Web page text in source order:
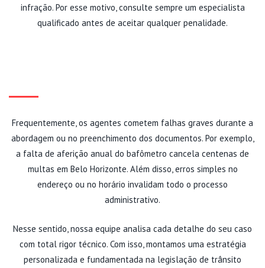
infração. Por esse motivo, consulte sempre um especialista
qualificado antes de aceitar qualquer penalidade.
Frequentemente, os agentes cometem falhas graves durante a
abordagem ou no preenchimento dos documentos. Por exemplo,
a falta de aferição anual do bafômetro cancela centenas de
multas em Belo Horizonte. Além disso, erros simples no
endereço ou no horário invalidam todo o processo
administrativo.
Nesse sentido, nossa equipe analisa cada detalhe do seu caso
com total rigor técnico. Com isso, montamos uma estratégia
personalizada e fundamentada na legislação de trânsito